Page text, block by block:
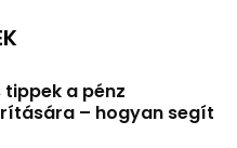
tippek a pénz
– hogyan segít